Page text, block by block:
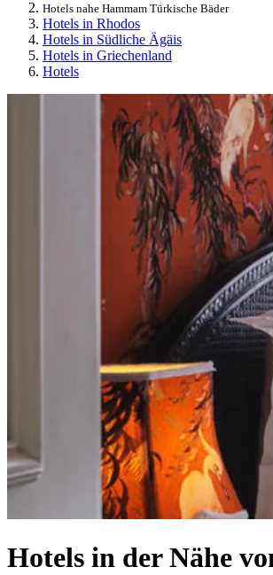
Hotels nahe Hammam Türkische Bäder
Hotels in Rhodos
Hotels in Südliche Ägäis
Hotels in Griechenland
Hotels
Hotels in der Nähe